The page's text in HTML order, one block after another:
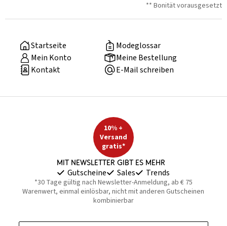
** Bonität vorausgesetzt
Startseite
Modeglossar
Mein Konto
Meine Bestellung
Kontakt
E-Mail schreiben
10% +
Versand
gratis*
Mit Newsletter gibt es mehr
Gutscheine Sales Trends
*30 Tage gültig nach Newsletter-Anmeldung, ab € 75
Warenwert, einmal einlösbar, nicht mit anderen Gutscheinen
kombinierbar